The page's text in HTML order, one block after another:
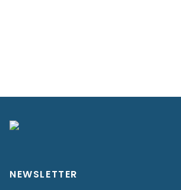
NEWSLETTER